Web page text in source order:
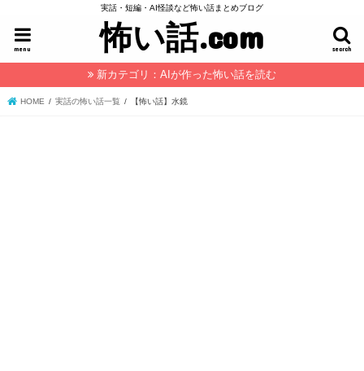
実話・短編・AI怪談など怖い話まとめブログ
怖い話.com search
menu
新カテゴリ：AIが作った怖い話を読む
HOME 実話の怖い話一覧 【怖い話】水鏡